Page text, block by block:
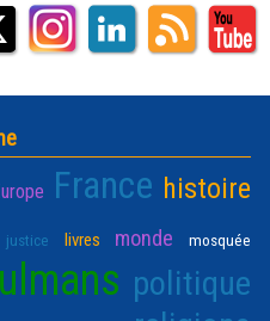
France histoire
justice livres monde mosquée
politique